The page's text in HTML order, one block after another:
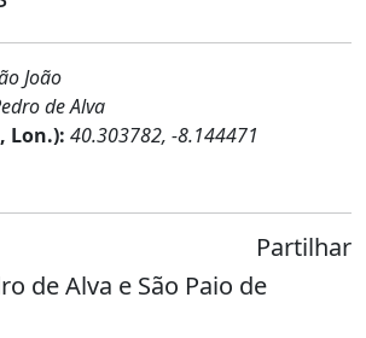
João
de Alva
Lon.): 40.303782, -8.144471
Partilhar
de Alva e São Paio de